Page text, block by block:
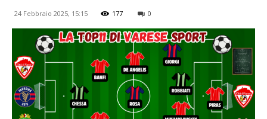
24 Febbraio 2025, 15:15 177 0